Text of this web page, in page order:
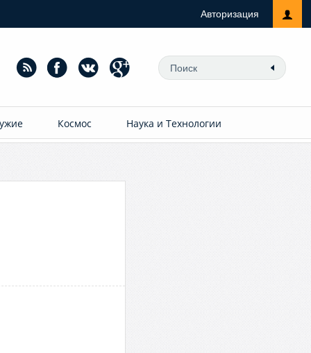
Авторизация
Космос Наука и Технологии